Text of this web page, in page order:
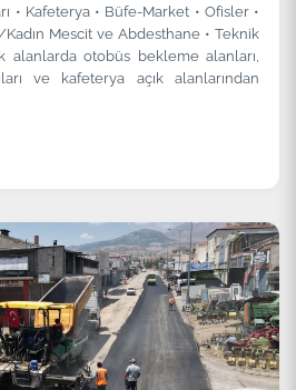
• Kafeterya • Büfe-Market • Ofisler •
Mescit ve Abdesthane • Teknik
alanlarda otobüs bekleme alanları,
ve kafeterya açık alanlarından